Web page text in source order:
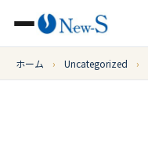
ホーム › Uncategorized ›